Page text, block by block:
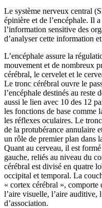
Le système nerveux central
épinière et de l’encéphale. Il
l’information sensitive des
d’analyser cette information
L’encéphale assure la
mouvement et de nombreux
cérébral, le cervelet et le
Le tronc cérébral ouvre le
l’encéphale destinés au reste
aussi le lien avec 10 des 12
les fonctions de base comme
les réflexes oculaires. Le
de la protubérance annulaire
un rôle de premier plan dans
Quant au cerveau, il est
gauche, reliés au niveau du
cérébral est divisé en quatre
occipital et temporal. La
« cortex cérébral », comporte
l’aire visuelle, l’aire auditive,
d’association.